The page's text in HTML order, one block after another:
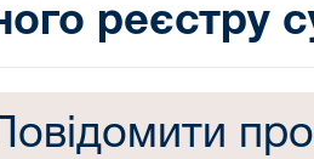
реєстру
Повідомити